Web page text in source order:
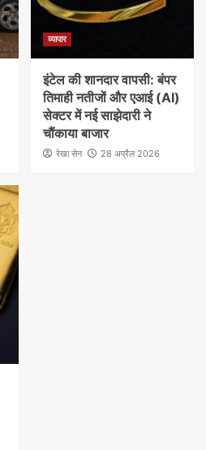
व्यापार
इंटेल की शानदार वापसी: बंपर
तिमाही नतीजों और एआई (AI)
सेक्टर में नई साझेदारी ने
चौंकाया बाजार
रेखा सेन 28 अप्रैल 2026